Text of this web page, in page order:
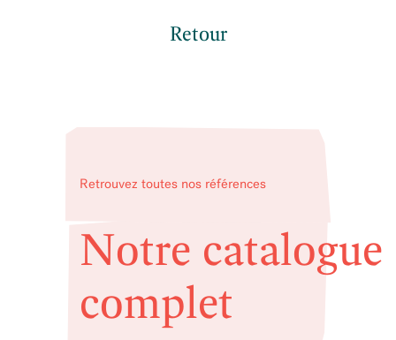
Retour
Retrouvez toutes nos références
Notre catalogue
complet